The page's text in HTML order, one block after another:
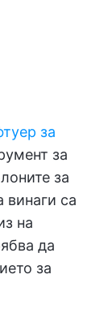
за
за
за
винаги са
на
да
за